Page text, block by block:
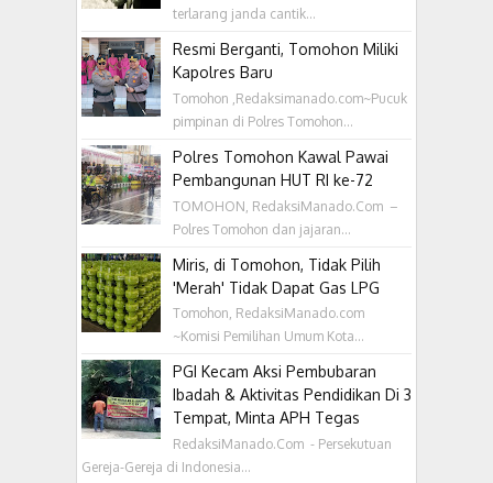
terlarang janda cantik...
Resmi Berganti, Tomohon Miliki
Kapolres Baru
Tomohon ,Redaksimanado.com~Pucuk
pimpinan di Polres Tomohon...
Polres Tomohon Kawal Pawai
Pembangunan HUT RI ke-72
TOMOHON, RedaksiManado.Com –
Polres Tomohon dan jajaran...
Miris, di Tomohon, Tidak Pilih
'Merah' Tidak Dapat Gas LPG
Tomohon, RedaksiManado.com
~Komisi Pemilihan Umum Kota...
PGI Kecam Aksi Pembubaran
Ibadah & Aktivitas Pendidikan Di 3
Tempat, Minta APH Tegas
RedaksiManado.Com - Persekutuan
Gereja-Gereja di Indonesia...